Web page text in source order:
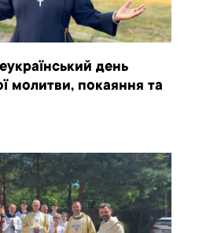
день
молитви, покаяння та